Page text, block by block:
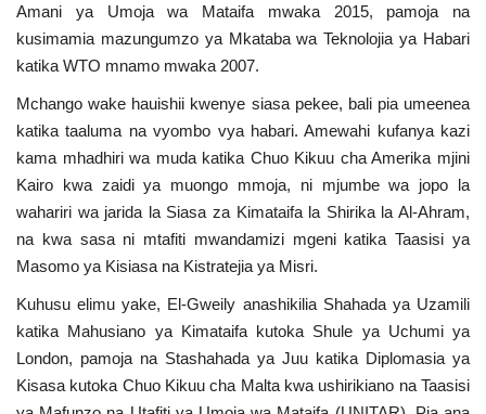
English Swahili español
French Arabic
Amani ya Umoja wa Mataifa mwaka 2015, pamoja na
kusimamia mazungumzo ya Mkataba wa Teknolojia ya Habari
katika WTO mnamo mwaka 2007.
Mchango wake hauishii kwenye siasa pekee, bali pia umeenea
katika taaluma na vyombo vya habari. Amewahi kufanya kazi
kama mhadhiri wa muda katika Chuo Kikuu cha Amerika mjini
Kairo kwa zaidi ya muongo mmoja, ni mjumbe wa jopo la
wahariri wa jarida la Siasa za Kimataifa la Shirika la Al-Ahram,
na kwa sasa ni mtafiti mwandamizi mgeni katika Taasisi ya
Masomo ya Kisiasa na Kistratejia ya Misri.
Kuhusu elimu yake, El-Gweily anashikilia Shahada ya Uzamili
katika Mahusiano ya Kimataifa kutoka Shule ya Uchumi ya
London, pamoja na Stashahada ya Juu katika Diplomasia ya
Kisasa kutoka Chuo Kikuu cha Malta kwa ushirikiano na Taasisi